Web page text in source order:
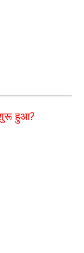
शुरू हुआ?